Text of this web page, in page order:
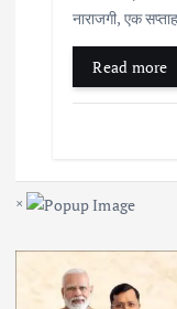
नाराजगी, एक
Read more
×